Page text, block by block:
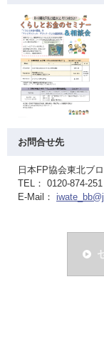
お問合せ先
日本FP協会東北ブ
TEL： 0120-874-251
E-Mail：